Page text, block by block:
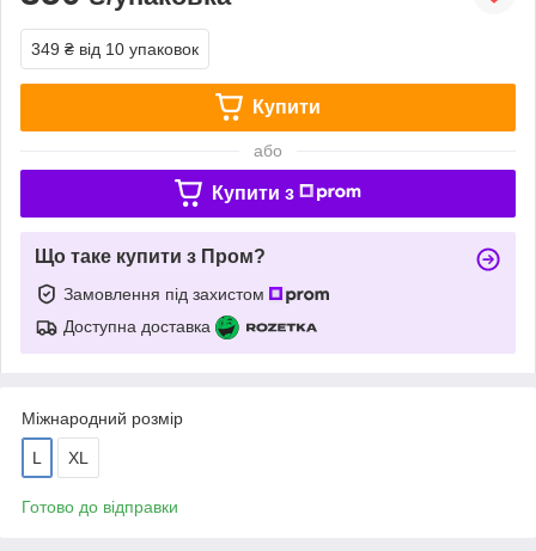
349 ₴ від 10 упаковок
Купити
або
Купити з
Що таке купити з Пром?
Замовлення під захистом
Доступна доставка
Міжнародний розмір
L XL
Готово до відправки